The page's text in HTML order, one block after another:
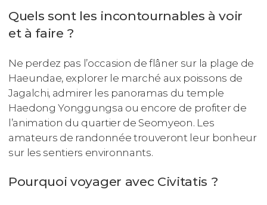
Quels sont les incontournables à voir
et à faire ?
Ne perdez pas l’occasion de flâner sur la plage de
Haeundae, explorer le marché aux poissons de
Jagalchi, admirer les panoramas du temple
Haedong Yonggungsa ou encore de profiter de
l’animation du quartier de Seomyeon. Les
amateurs de randonnée trouveront leur bonheur
sur les sentiers environnants.
Pourquoi voyager avec Civitatis ?